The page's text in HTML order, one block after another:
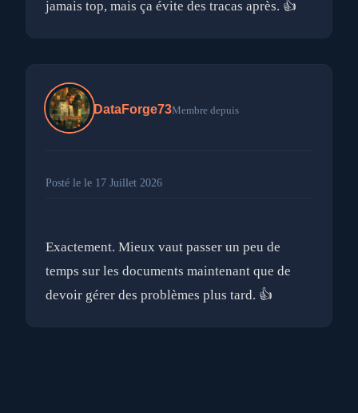
DataForge73Membre depuis
Posté le le 17 Juillet 2026
Exactement. Mieux vaut passer un peu de
temps sur les documents maintenant que de